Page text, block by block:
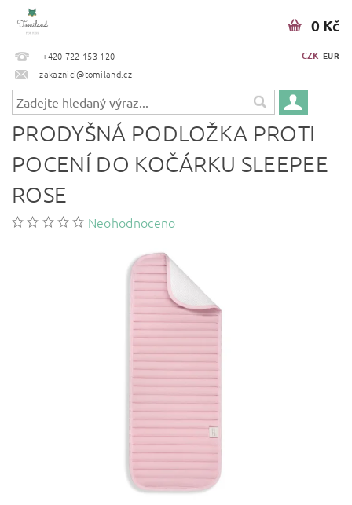
+420 722 153 120
zakaznici@tomiland.cz
CZK EUR
0 Kč
PRODYŠNÁ PODLOŽKA PROTI
POCENÍ DO KOČÁRKU SLEEPEE
ROSE
Neohodnoceno